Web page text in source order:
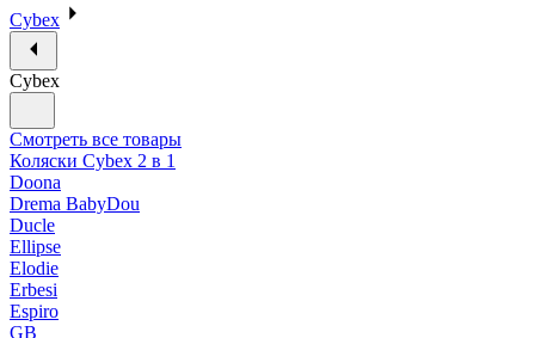
Cybex
Cybex
Смотреть все товары
Коляски Cybex 2 в 1
Doona
Drema BabyDou
Ducle
Ellipse
Elodie
Erbesi
Espiro
GB